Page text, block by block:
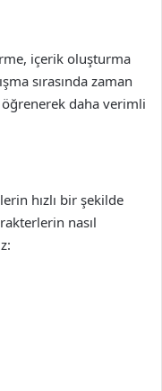
içerik oluşturma
sırasında zaman
öğrenerek daha verimli
hızlı bir şekilde
nasıl